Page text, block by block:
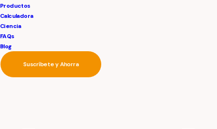
Productos
Calculadora
Ciencia
FAQs
Blog
Suscríbete y Ahorra